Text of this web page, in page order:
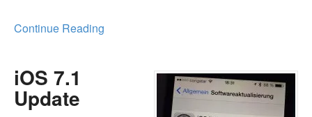
Continue Reading
iOS 7.1
Update